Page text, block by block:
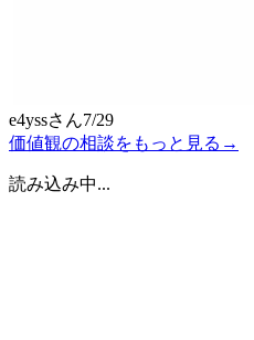
e4yssさん7/29
価値観の相談をもっと見る →
読み込み中...